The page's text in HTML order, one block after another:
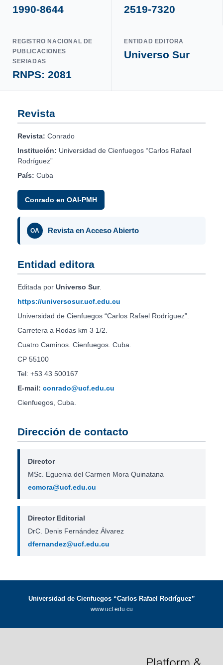
1990-8644 2519-7320
REGISTRO NACIONAL DE
PUBLICACIONES
SERIADAS
RNPS: 2081
ENTIDAD EDITORA
Universo Sur
Revista
Revista: Conrado
Institución: Universidad de Cienfuegos “Carlos Rafael
Rodríguez”
País: Cuba
Conrado en OAI-PMH
OA Revista en Acceso Abierto
Entidad editora
Editada por Universo Sur.
https://universosur.ucf.edu.cu
Universidad de Cienfuegos “Carlos Rafael Rodríguez”.
Carretera a Rodas km 3 1/2.
Cuatro Caminos. Cienfuegos. Cuba.
CP 55100
Tel: +53 43 500167
E-mail: conrado@ucf.edu.cu
Cienfuegos, Cuba.
Dirección de contacto
Director
MSc. Eguenia del Carmen Mora Quinatana
ecmora@ucf.edu.cu
Director Editorial
DrC. Denis Fernández Álvarez
dfernandez@ucf.edu.cu
Universidad de Cienfuegos “Carlos Rafael Rodríguez”
www.ucf.edu.cu